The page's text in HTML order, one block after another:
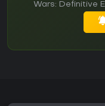
Wars: Definitive